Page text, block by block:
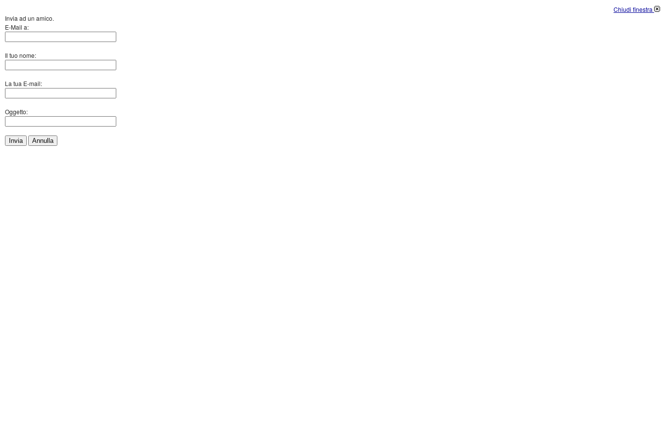
Chiudi finestra
Invia ad un amico.
E-Mail a:
Il tuo nome:
La tua E-mail:
Oggetto:
Invia Annulla